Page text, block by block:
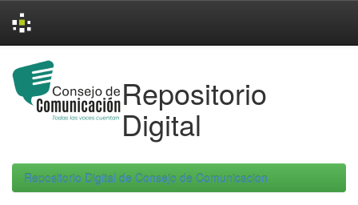
navigation
Repositorio
Digital
Repositorio Digital de Consejo de Comunicacion